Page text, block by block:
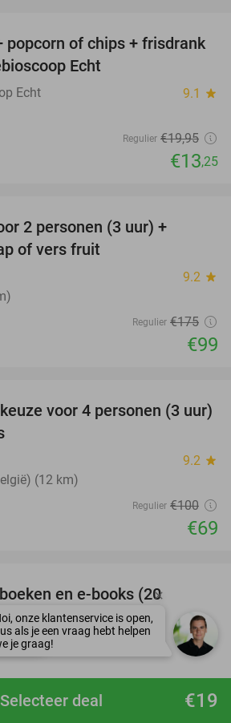
€19
Selecteer deal
34%
popcorn of chips + frisdrank
Echt
Echt 9.1 star
Regulier €19,95
€13,25
2 personen (3 uur) +
of vers fruit
9.2 star
Regulier €175
€99
31%
voor 4 personen (3 uur)
9.2 star
(12 km)
Regulier €100
€69
en e-books (20
Gratis
close